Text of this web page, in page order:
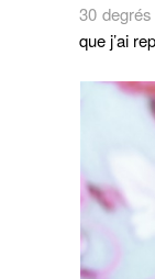
30
que j’ai